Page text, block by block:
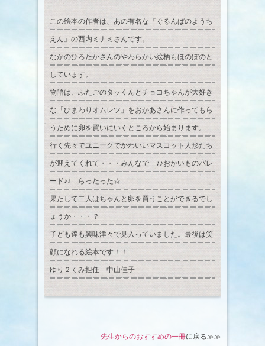
この絵本の作者は、あの有名な『ぐるんぱのようち
えん』の西内ミナミさんです。
なかのひろたかさんのやわらかい絵柄もほのぼのと
しています。
物語は、ふたごのタッくんとチョコちゃんが大好き
な「ひまわりオムレツ」をおかあさんに作ってもら
うために卵を買いにいくところから始まります。
行く先々でユニークでかわいいマスコット人形たち
が迎えてくれて・・・みんなで ♪♪おかいものパレ
ード♪♪ らったった☆
果たして二人はちゃんと卵を買うことができるでし
ょうか・・・？
子ども達も興味津々で見入っていました。最後は笑
顔になれる絵本です！！
ゆり２くみ担任 中山佳子
先生からのおすすめの一冊に戻る≫≫